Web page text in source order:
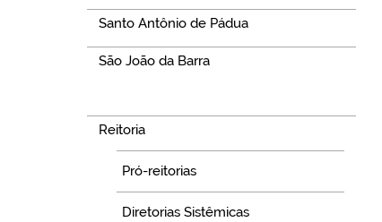
Santo Antônio de Pádua
São João da Barra
Reitoria
Pró-reitorias
Diretorias Sistêmicas